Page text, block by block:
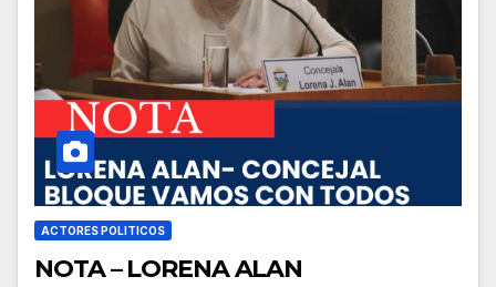
ACTORES POLITICOS
NOTA – LORENA ALAN